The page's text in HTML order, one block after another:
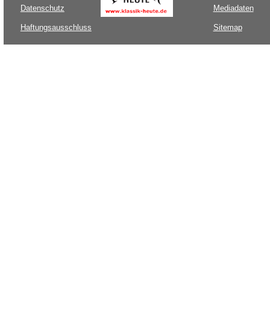
Datenschutz
Haftungsausschluss
Mediadaten
Sitemap